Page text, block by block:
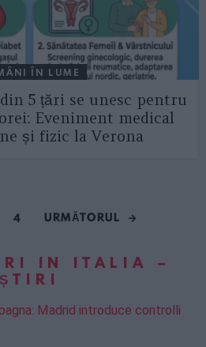
ÎN LUME
5 țări se unesc pentru
Eveniment medical
și fizic la Verona
4 URMĂTORUL
IN ITALIA –
ȘTIRI
Madrid introduce controlli